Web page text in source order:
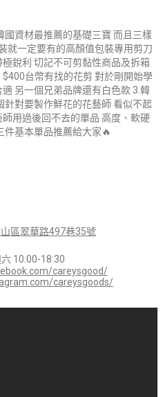
國資材最推薦的基礎三寶 而且三樣
就一定要有的高顏值包裝專用剪刀
銳利 切記不可剪黏性商品及拆箱
台幣有找的花剪 對於剛開始學
另一個兄弟品牌還有白色款 3.韓
針對要製作鮮花的花藝師 看似不起
用過後回不去的單品 高度、軟硬
件基本單品推薦給大家🔥
區翠華路497巷35號
10:00-18:30
careysgood/
careysgoods/